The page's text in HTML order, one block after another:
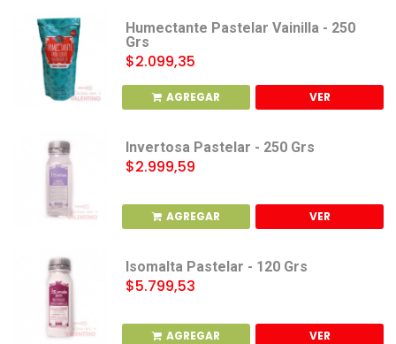
Humectante Pastelar Vainilla - 250
Grs
$2.099,35
AGREGAR VER
Invertosa Pastelar - 250 Grs
$2.999,59
AGREGAR VER
Isomalta Pastelar - 120 Grs
$5.799,53
AGREGAR VER